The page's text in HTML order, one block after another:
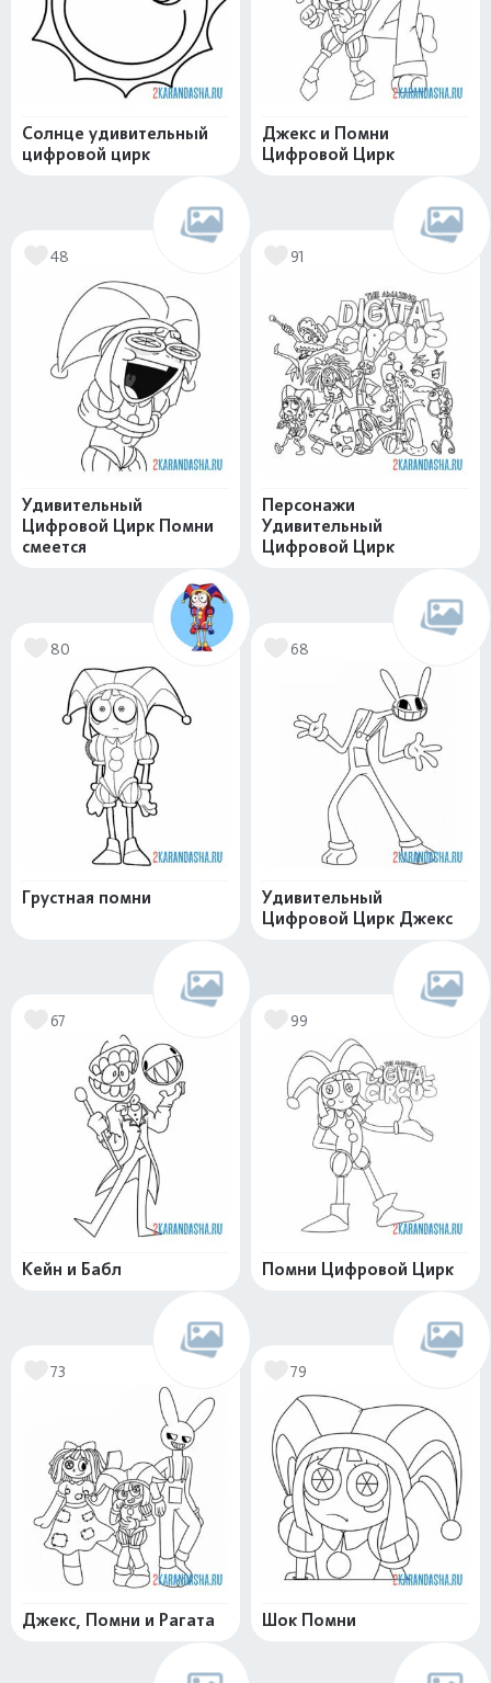
Солнце удивительный
цифровой цирк
Джекс и Помни
Цифровой Цирк
48
Удивительный
Цифровой Цирк Помни
смеется
91
Персонажи
Удивительный
Цифровой Цирк
80
Грустная помни
68
Удивительный
Цифровой Цирк Джекс
67
Кейн и Бабл
99
Помни Цифровой Цирк
73
Джекс, Помни и Рагата
79
Шок Помни